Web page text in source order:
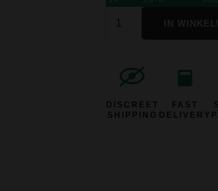
DISCREET
SHIPPING
FAST
DELIVERY